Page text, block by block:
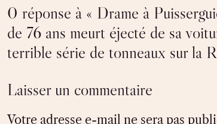
0 réponse à « Drame à
de 76 ans meurt éjecté de sa
terrible série de tonneaux sur la
Laisser un commentaire
Votre adresse e-mail ne sera pas